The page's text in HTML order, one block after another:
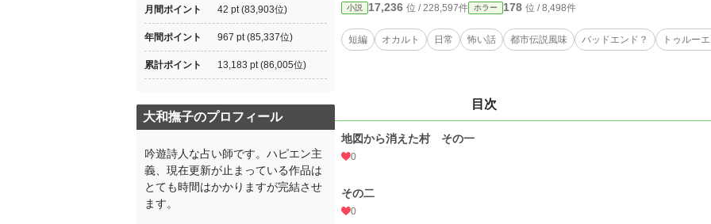
小説 17,236 位 / 228,597件 ホラー 178 位 / 8,498件
短編 オカルト 日常 怖い話 都市伝説風味 バッドエンド？ トゥルー
目次
地図から消えた村 その一
0
その二
0
月間ポイント 42 pt (83,903位)
年間ポイント 967 pt (85,337位)
累計ポイント 13,183 pt (86,005位)
大和撫子のプロフィール
吟遊詩人な占い師です。ハピエン主
義、現在更新が止まっている作品は
とても時間はかかりますが完結させ
ます。